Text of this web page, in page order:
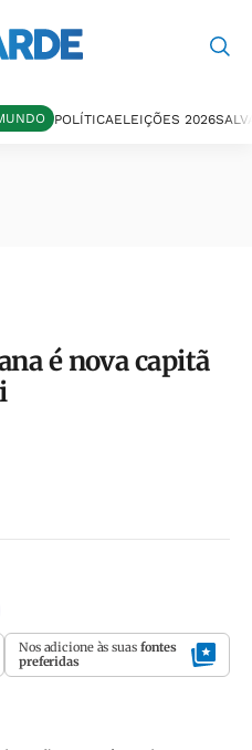
POLÍTICAELEIÇÕES 2026
é nova capitã
Nos adicione às suas fontes
preferidas